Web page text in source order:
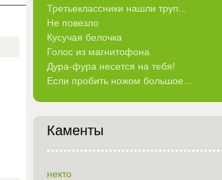
Третьеклассники нашли труп...
Не повезло
Кусучая белочка
Голос из магнитофона
Дура-фура несется на тебя!
Если пробить ножом большое...
Каменты
некто